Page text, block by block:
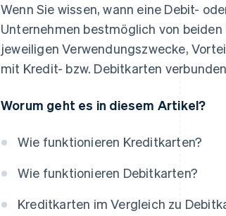
Wenn Sie wissen, wann eine Debit-
Unternehmen bestmöglich von
jeweiligen Verwendungszwecke,
mit Kredit- bzw. Debitkarten
Worum geht es in diesem Artikel?
Wie funktionieren Kreditkarten?
Wie funktionieren Debitkarten?
Kreditkarten im Vergleich zu